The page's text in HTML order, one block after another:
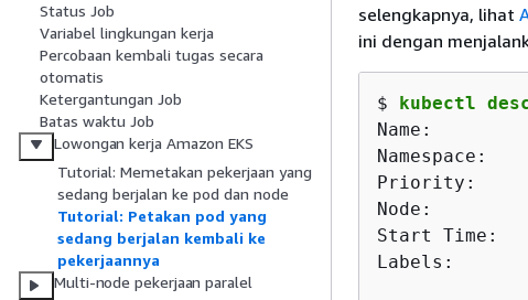
Status Job
Variabel lingkungan kerja
Percobaan kembali tugas secara
otomatis
Ketergantungan Job
Batas waktu Job
Lowongan kerja Amazon EKS
Tutorial: Memetakan pekerjaan yang
sedang berjalan ke pod dan node
Tutorial: Petakan pod yang
sedang berjalan kembali ke
pekerjaannya
Multi-node pekerjaan paralel
selengkapnya, lihat
ini dengan
$ kubectl
Name:
Namespace:
Priority:
Node:
Start Time:
Labels: